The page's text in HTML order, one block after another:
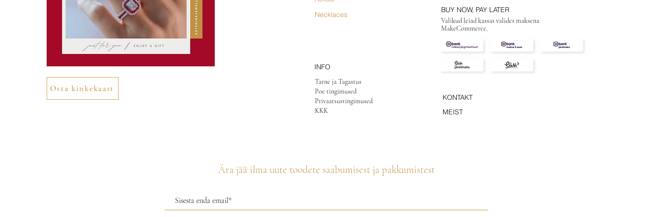
Osta kinkekaart
Necklaces
INFO
BUY NOW, PAY LATER
Valikud leiad kassas valides maksena
MakeCommerce.
Tarne ja Tagastus
Poe tingimused
Privaatsustingimused
KKK
KONTAKT
MEIST
Ära jää ilma uute toodete saabumisest ja pakkumistest